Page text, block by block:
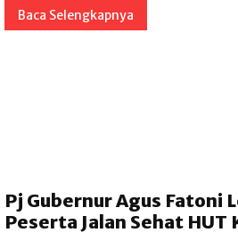
Baca Selengkapnya
Pj Gubernur Agus Fatoni
Peserta Jalan Sehat HUT